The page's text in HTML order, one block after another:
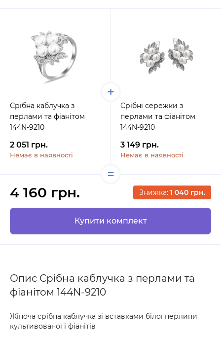
Срібна каблучка з
перлами та фіанітом
144N-9210
2 051 грн.
Немає в наявності
Срібні сережки з
перлами та фіанітом
144N-9210
3 149 грн.
Немає в наявності
4 160 грн. Знижка: 1 040 грн.
Купити комплект
Опис Срібна каблучка з перлами та
фіанітом 144N-9210
Жіноча срібна каблучка зі вставками білої перлини
культивованої і фіанітів